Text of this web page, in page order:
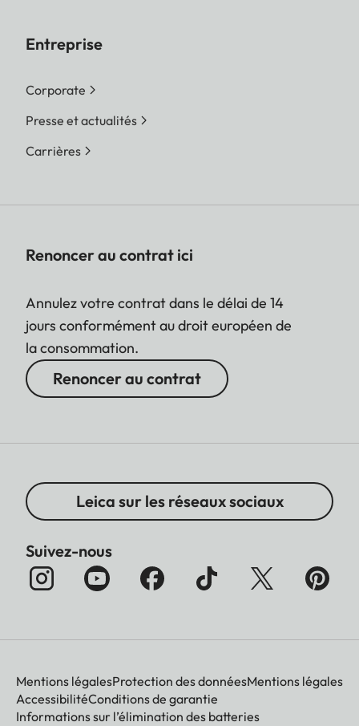
Entreprise
Corporate
Presse et actualités
Carrières
Renoncer au contrat ici
Annulez votre contrat dans le délai de 14
jours conformément au droit européen de
la consommation.
Renoncer au contrat
Leica sur les réseaux sociaux
Suivez-nous
Mentions légalesProtection des donnéesMentions légales
AccessibilitéConditions de garantie
Informations sur l’élimination des batteries